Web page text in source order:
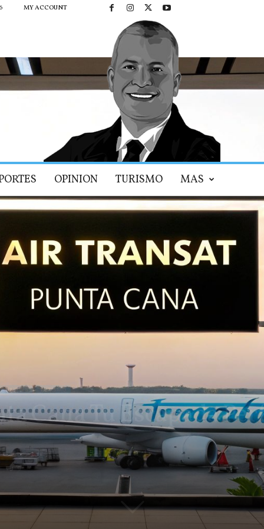
MY ACCOUNT
OPINION TURISMO MAS
TURISMO
Cana Tu Escapada
9